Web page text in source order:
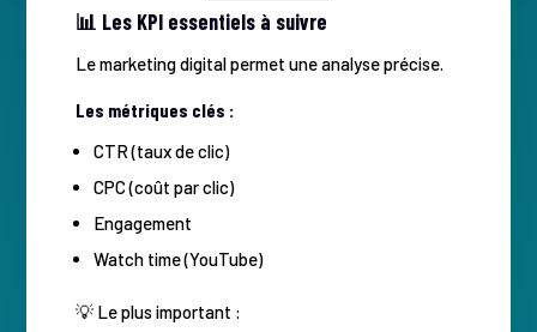
📊 Les KPI essentiels à suivre
Le marketing digital permet une analyse précise.
Les métriques clés :
CTR (taux de clic)
CPC (coût par clic)
Engagement
Watch time (YouTube)
💡 Le plus important :